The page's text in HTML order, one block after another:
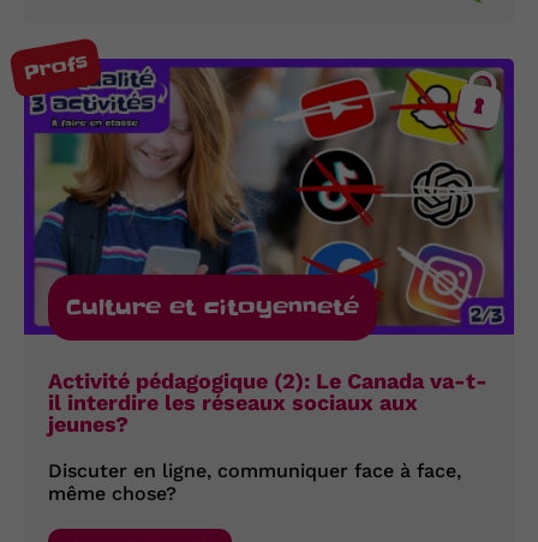
Profs
Culture et citoyenneté
Activité pédagogique (2): Le Canada va-t-
il interdire les réseaux sociaux aux
jeunes?
Discuter en ligne, communiquer face à face,
même chose?